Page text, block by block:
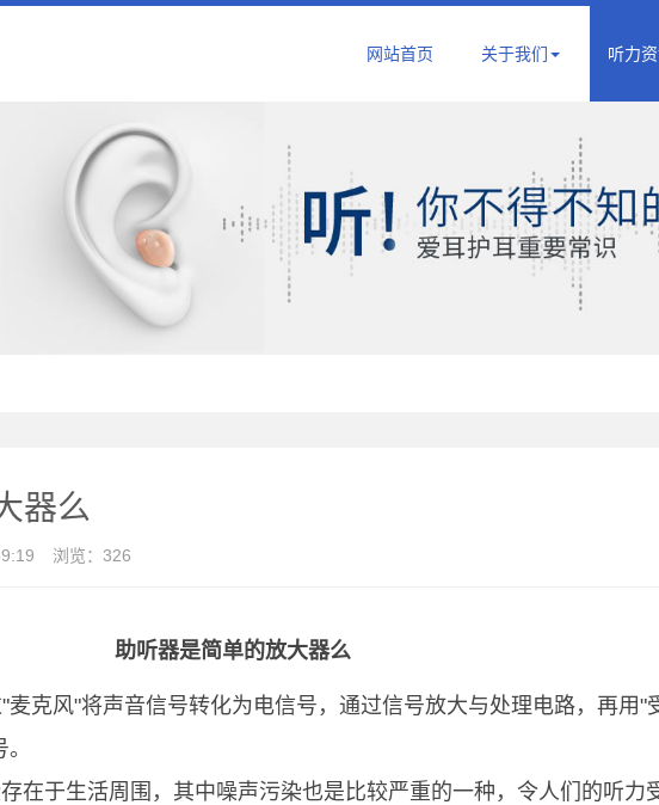
网站首页 关于我们 听力
器么
浏览： 326
助听器是简单的放大器么
克风"将声音信号转化为电信号，通过信号放大与处理电路，再用"
于生活周围，其中噪声污染也是比较严重的一种，令人们的听力